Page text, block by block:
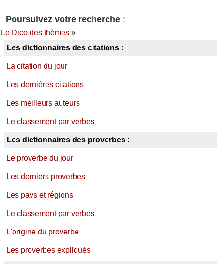
Poursuivez votre recherche :
Le Dico des thèmes»
Les dictionnaires des citations :
La citation du jour
Les dernières citations
Les meilleurs auteurs
Le classement par verbes
Les dictionnaires des proverbes :
Le proverbe du jour
Les derniers proverbes
Les pays et régions
Le classement par verbes
L'origine du proverbe
Les proverbes expliqués